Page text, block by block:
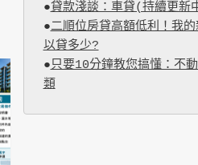
●貸款淺談：車貸(持續更新
●二順位房貸高額低利！我的
以貸多少?
●只要10分鐘教您搞懂：不
類